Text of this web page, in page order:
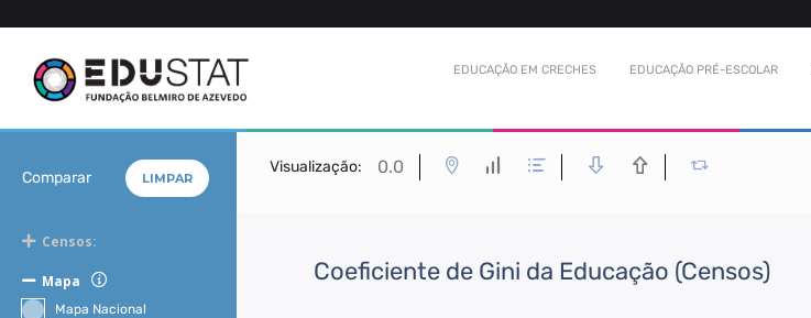
EDUCAÇÃO EM CRECHES EDUCAÇÃO PRÉ-ESCOLAR
Comparar LIMPAR
Censos:
Mapa
Mapa Nacional
Visualização: 0.0
Coeficiente de Gini da Educação (Censos)